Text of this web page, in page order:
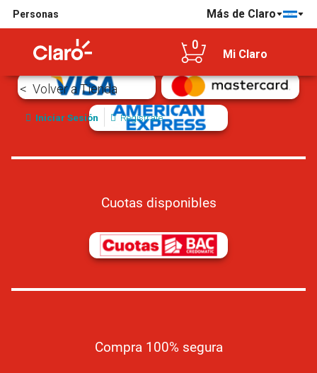
Personas Más de Claro
0
Mi Claro
Volver a Tienda
Iniciar Sesión Regístrate
Tarjetas de crédito/débito aceptadas
Cuotas disponibles
Compra 100% segura